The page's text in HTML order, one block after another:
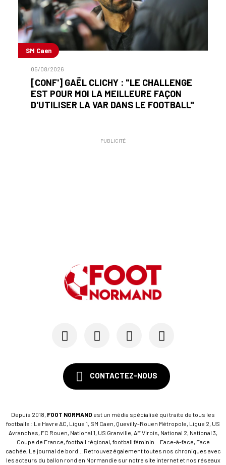
SM Caen
05/08/2026
[CONF'] GAËL CLICHY : "LE CHALLENGE
EST POUR MOI LA MEILLEURE FAÇON
D'UTILISER LA VAR DANS LE FOOTBALL"
PUBLICITÉ
CONTACTEZ-NOUS
Depuis 2018, FOOT NORMAND est un média spécialisé qui traite de tous les
footballs : Le Havre AC, Ligue 1, SM Caen, Quevilly-Rouen Métropole, Ligue 2, US
Avranches, FC Rouen, National 1, US Granville, AF Virois, National 2, National 3,
Coupe de France, football régional, football féminin... Face-à-face, Face
cachée, Le journal de bord... Retrouvez également toutes nos chroniques avec
les acteurs du ballon rond en Normandie sur notre site internet et nos réseaux